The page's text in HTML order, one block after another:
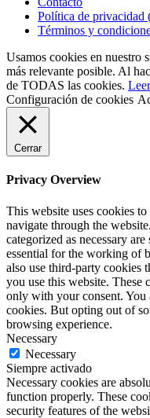
Política de privacidad
Términos y
Usamos cookies en nuestro
más relevante posible. Al
de TODAS las cookies.
Configuración de cookies
Cerrar
Privacy Overview
This website uses cookies
navigate through the
categorized as necessary
essential for the working of
also use third-party cookies
you use this website.
only with your consent. You
cookies. But opting out of
browsing experience.
Necessary
Necessary
Siempre activado
Necessary cookies are
function properly. These
security features of the